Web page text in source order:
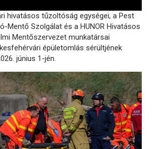
hivatásos tűzoltóság egységei, a Pest
Mentő Szolgálat és a HUNOR Hivatásos
Mentőszervezet munkatársai
épületomlás sérültjének
június 1-jén.